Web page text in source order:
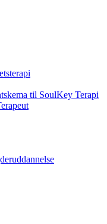
til SoulKey Terapi